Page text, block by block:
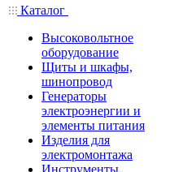
Каталог
Высоковольтное
оборудование
Щиты и шкафы,
шинопровод
Генераторы
электроэнергии и
элементы питания
Изделия для
электромонтажа
Инструменты,